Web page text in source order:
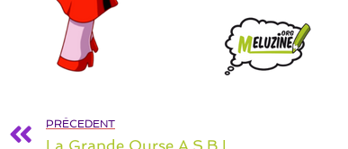
PRÉCEDENT
La Grande Ourse A.S.B.L.